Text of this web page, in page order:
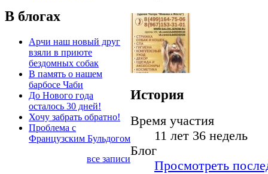
В блогах
Арчи наш новый друг
взяли в приюте
бездомных собак
В память о нашем
барбосе Чаби
До Нового года
осталось 30 дней!
Хочу забрать обратно!
Проблема с
Французским Бульдогом
все записи
История
Время участия
11 лет 36 недель
Блог
Просмотреть